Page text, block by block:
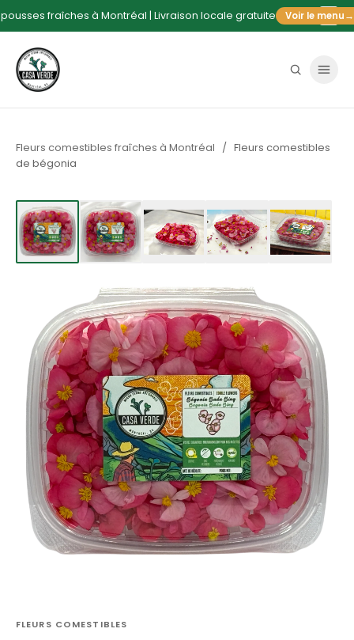
fraîches à Montréal | Livraison locale gratuite Voir le menu→
Fleurs comestibles fraîches à Montréal / Fleurs comestibles
de bégonia
Afficher l'image1Afficher l'image2Afficher l'image3Afficher l'image4
Afficher
FLEURS COMESTIBLES